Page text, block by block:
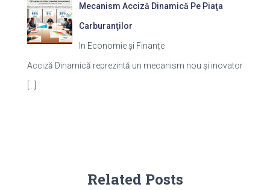
Mecanism Acciză Dinamică Pe Piaţa
Carburanţilor
In Economie și Finanțe
Acciză Dinamică reprezintă un mecanism nou și inovator
Related Posts